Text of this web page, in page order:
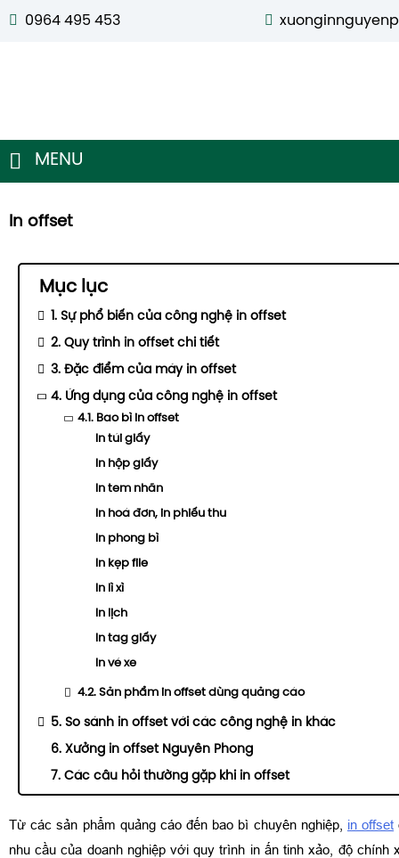
0964 495 453
MENU
In offset
Mục lục
1. Sự phổ biến của công nghệ in offset
2. Quy trình in offset chi tiết
3. Đặc điểm của máy in offset
4. Ứng dụng của công nghệ in offset
4.1. Bao bì in offset
In túi giấy
In hộp giấy
In tem nhãn
In hoá đơn, in phiếu thu
In phong bì
In kẹp file
In lì xì
In lịch
In tag giấy
In vé xe
4.2. Sản phẩm in offset dùng quảng cáo
5. So sánh in offset với các công nghệ in khác
6. Xưởng in offset Nguyên Phong
7. Các câu hỏi thường gặp khi in offset
Từ các sản phẩm quảng cáo đến bao bì chuyên nghiệp, in offset
nhu cầu của doanh nghiệp với quy trình in ấn tinh xảo, độ chính